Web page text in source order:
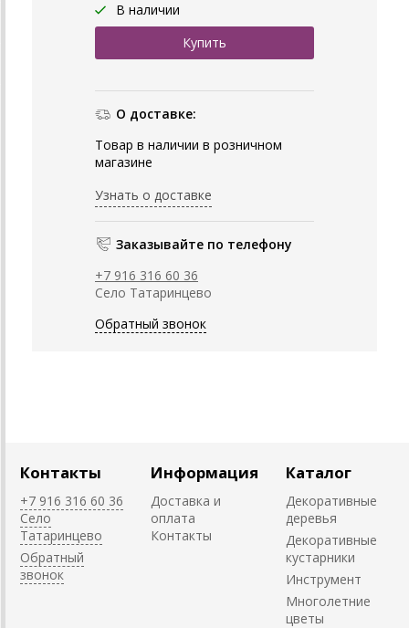
В наличии
О доставке:
Товар в наличии в розничном
магазине
Узнать о доставке
Заказывайте по телефону
+7 916 316 60 36
Село Татаринцево
Обратный звонок
Контакты
+7 916 316 60 36
Село
Татаринцево
Обратный
звонок
Информация
Доставка и
оплата
Контакты
Каталог
Декоративные
деревья
Декоративные
кустарники
Инструмент
Многолетние
цветы